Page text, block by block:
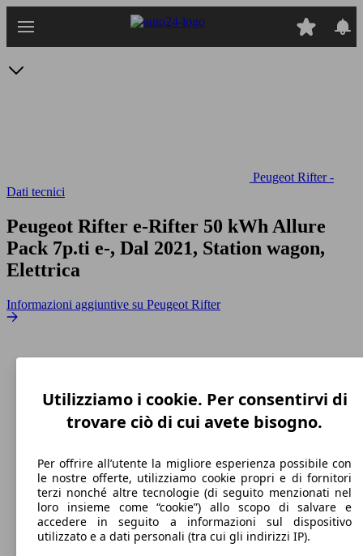
Peugeot Rifter -
Dati tecnici
Peugeot Rifter e-Rifter 50 kWh Allure
Pack 7p.ti e-, Dal 2021, Station wagon,
Elettrica
Informazioni aggiuntive su Peugeot Rifter
130 km/h
Velocità massima
Utilizziamo i cookie. Per consentirvi di
trovare ciò di cui avete bisogno.
Per offrire all’utente la migliore esperienza possibile con
le nostre offerte, utilizziamo cookie propri e di fornitori
terzi nonché altre tecnologie (di seguito menzionati nel
loro insieme come “cookie”) allo scopo di salvare e
accedere in seguito a informazioni sul dispositivo
utilizzato e a dati personali (tra cui gli indirizzi IP).